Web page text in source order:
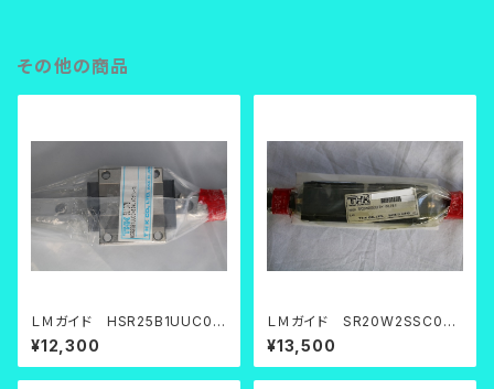
その他の商品
ＬＭガイド HSR25B1UUC0+
694L(Cｸﾞﾘｰｽ)
¥12,300
ＬＭガイド SR20W2SSC0FE
+1100LFS
¥13,500